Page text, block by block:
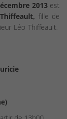
2013 est
fille de
Léo Thiffeault.